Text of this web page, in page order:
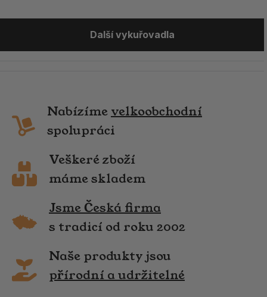
Další vykuřovadla
Nabízíme velkoobchodní
spolupráci
Veškeré zboží
máme skladem
Jsme Česká firma
s tradicí od roku 2002
Naše produkty jsou
přírodní a udržitelné